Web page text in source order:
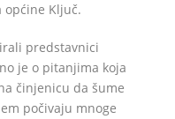
Ključ.
predstavnici
je o pitanjima koja
činjenicu da šume
počivaju mnoge